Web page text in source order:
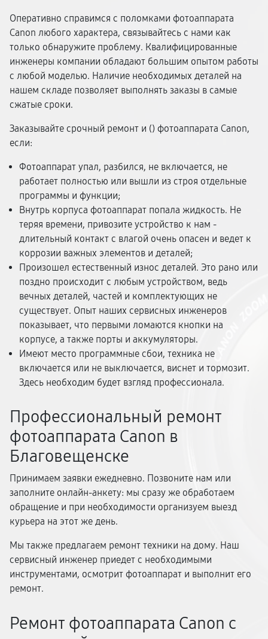
Оперативно справимся с поломками фотоаппарата
Canon любого характера, связывайтесь с нами как
только обнаружите проблему. Квалифицированные
инженеры компании обладают большим опытом работы
с любой моделью. Наличие необходимых деталей на
нашем складе позволяет выполнять заказы в самые
сжатые сроки.
Заказывайте срочный ремонт и () фотоаппарата Canon,
если:
Фотоаппарат упал, разбился, не включается, не
работает полностью или вышли из строя отдельные
программы и функции;
Внутрь корпуса фотоаппарат попала жидкость. Не
теряя времени, привозите устройство к нам -
длительный контакт с влагой очень опасен и ведет к
коррозии важных элементов и деталей;
Произошел естественный износ деталей. Это рано или
поздно происходит с любым устройством, ведь
вечных деталей, частей и комплектующих не
существует. Опыт наших сервисных инженеров
показывает, что первыми ломаются кнопки на
корпусе, а также порты и аккумуляторы.
Имеют место программные сбои, техника не
включается или не выключается, виснет и тормозит.
Здесь необходим будет взгляд профессионала.
Профессиональный ремонт
фотоаппарата Canon в
Благовещенске
Принимаем заявки ежедневно. Позвоните нам или
заполните онлайн-анкету: мы сразу же обработаем
обращение и при необходимости организуем выезд
курьера на этот же день.
Мы также предлагаем ремонт техники на дому. Наш
сервисный инженер приедет с необходимыми
инструментами, осмотрит фотоаппарат и выполнит его
ремонт.
Ремонт фотоаппарата Canon с